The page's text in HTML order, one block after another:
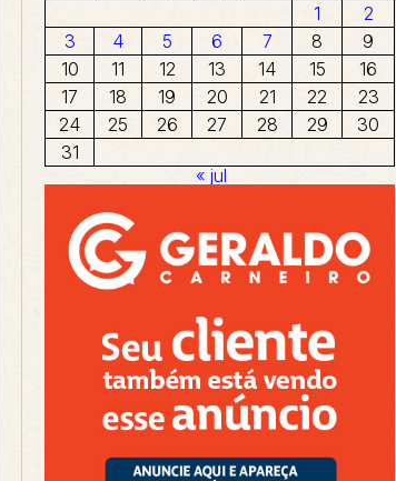
1
2
3
4 5 6 7 8
9
10
11 12 13 14 15
16
17
18 19 20 21 22
23
24
25 26 27 28 29
30
31
« jul